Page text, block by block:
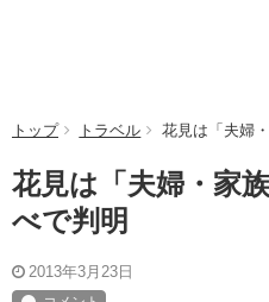
トップ トラベル 花見は「夫婦
花見は「夫婦・家
べで判明
2013年3月23日